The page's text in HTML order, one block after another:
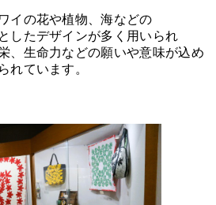
イの花や植物、海などの
したデザインが多く用いられ
、生命力などの願いや意味が込め
られています。